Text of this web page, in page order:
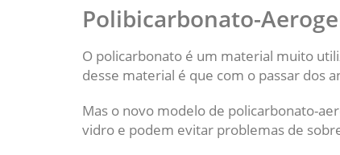
Polibicarbonato-
O policarbonato é um material muito
desse material é que com o passar dos
Mas o novo modelo de policarbonato-
vidro e podem evitar problemas de